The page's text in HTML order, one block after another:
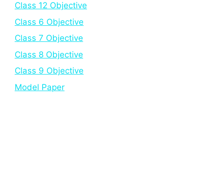
Class 12 Objective
Class 6 Objective
Class 7 Objective
Class 8 Objective
Class 9 Objective
Model Paper